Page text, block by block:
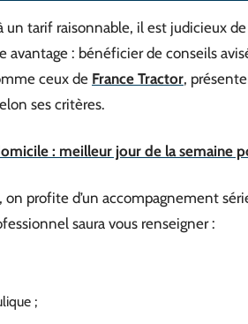
un tarif raisonnable, il est judicieux
avantage : bénéficier de conseils
ceux de France Tractor,
ses critères.
: meilleur jour de la semaine
profite d’un accompagnement
saura vous renseigner :
;